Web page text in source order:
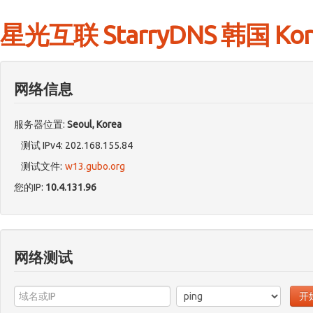
星光互联 StarryDNS 韩国
网络信息
服务器位置: Seoul, Korea
测试 IPv4: 202.168.155.84
测试文件: w13.gubo.org
您的IP: 10.4.131.96
网络测试
开